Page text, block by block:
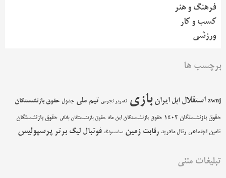
فرهنگ و هنر
کسب و کار
ورزشی
برچسب ها
zwnj استقلال اپل ایران بازی تصویر نجومی تیم ملی جدول حقوق بازنشستگان
حقوق بازنشستگان 1402 حقوق بازنشستگان این ماه حقوق بازنشستگان بانکی حقوق بازنشستگان
تامین اجتماعی رئال مادرید رقابت زمین سامسونگ فوتبال لیگ برتر پرسپولیس
تبلیغات متنی